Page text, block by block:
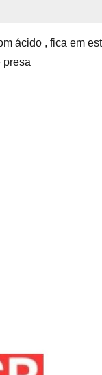
ácido , fica em
presa